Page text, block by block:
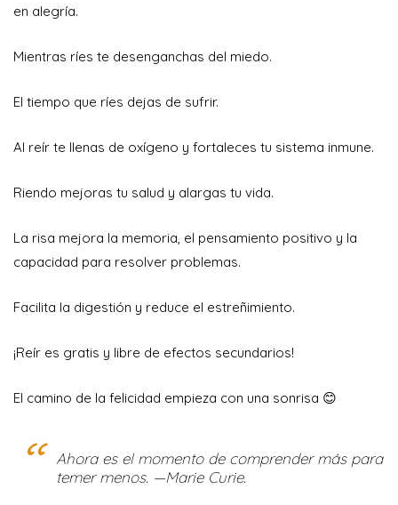
en alegría.
Mientras ríes te desenganchas del miedo.
El tiempo que ríes dejas de sufrir.
Al reír te llenas de oxígeno y fortaleces tu sistema inmune.
Riendo mejoras tu salud y alargas tu vida.
La risa mejora la memoria, el pensamiento positivo y la
capacidad para resolver problemas.
Facilita la digestión y reduce el estreñimiento.
¡Reír es gratis y libre de efectos secundarios!
El camino de la felicidad empieza con una sonrisa 😊
Ahora es el momento de comprender más para
temer menos. —Marie Curie.